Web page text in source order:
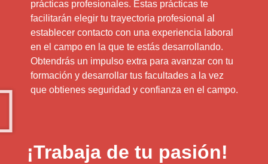
prácticas profesionales. Estas prácticas te
facilitarán elegir tu trayectoria profesional al
establecer contacto con una experiencia laboral
en el campo en la que te estás desarrollando.
Obtendrás un impulso extra para avanzar con tu
formación y desarrollar tus facultades a la vez
que obtienes seguridad y confianza en el campo.
¡Trabaja de tu pasión!